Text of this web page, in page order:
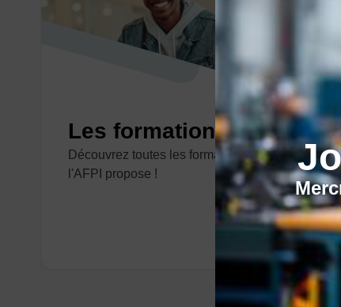
Les formations tertiaires
Découvrez toutes les formations tertiaires que
l'AFPI propose !